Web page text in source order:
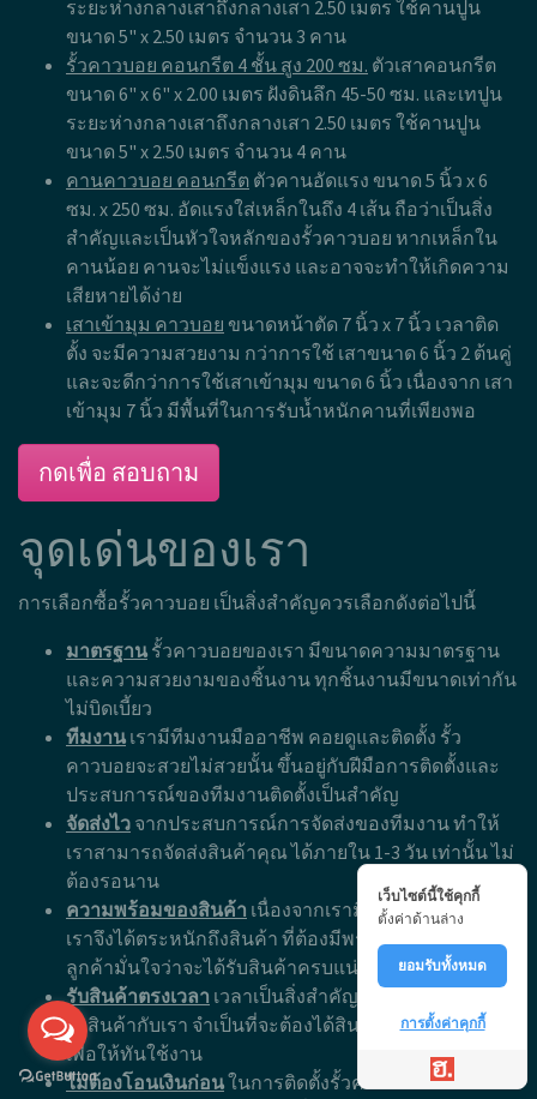
ระยะห่างกลางเสาถึงกลางเสา 2.50 เมตร ใช้คานปูน
ขนาด 5" x 2.50 เมตร จำนวน 3 คาน
รั้วคาวบอย คอนกรีต 4 ชั้น สูง 200 ซม. ตัวเสาคอนกรีต
ขนาด 6" x 6" x 2.00 เมตร ฝังดินลึก 45-50 ซม. และเทปูน
ระยะห่างกลางเสาถึงกลางเสา 2.50 เมตร ใช้คานปูน
ขนาด 5" x 2.50 เมตร จำนวน 4 คาน
คานคาวบอย คอนกรีต ตัวคานอัดแรง ขนาด 5 นิ้ว x 6
ซม. x 250 ซม. อัดแรงใส่เหล็กในถึง 4 เส้น ถือว่าเป็นสิ่ง
สำคัญและเป็นหัวใจหลักของรั้วคาวบอย หากเหล็กใน
คานน้อย คานจะไม่แข็งแรง และอาจจะทำให้เกิดความ
เสียหายได้ง่าย
เสาเข้ามุม คาวบอย ขนาดหน้าตัด 7 นิ้ว x 7 นิ้ว เวลาติด
ตั้ง จะมีความสวยงาม กว่าการใช้ เสาขนาด 6 นิ้ว 2 ต้นคู่
และจะดีกว่าการใช้เสาเข้ามุม ขนาด 6 นิ้ว เนื่องจาก เสา
เข้ามุม 7 นิ้ว มีพื้นที่ในการรับน้ำหนักคานที่เพียงพอ
กดเพื่อ สอบถาม
จุดเด่นของเรา
การเลือกซื้อรั้วคาวบอย เป็นสิ่งสำคัญควรเลือกดังต่อไปนี้
มาตรฐาน รั้วคาวบอยของเรา มีขนาดความมาตรฐาน
และความสวยงามของชิ้นงาน ทุกชิ้นงานมีขนาดเท่ากัน
ไม่บิดเบี้ยว
ทีมงาน เรามีทีมงานมืออาชีพ คอยดูและติดตั้ง รั้ว
คาวบอยจะสวยไม่สวยนั้น ขึ้นอยู่กับฝีมือการติดตั้งและ
ประสบการณ์ของทีมงานติดตั้งเป็นสำคัญ
จัดส่งไว จากประสบการณ์การจัดส่งของทีมงาน ทำให้
เราสามารถจัดส่งสินค้าคุณ ได้ภายใน 1-3 วัน เท่านั้น ไม่
ต้องรอนาน
ความพร้อมของสินค้า เนื่องจากเรามีลูกค้าจำนวนมาก
เราจึงได้ตระหนักถึงสินค้า ที่ต้องมีพร้อมจัดส่ง เพื่อให้
ลูกค้ามั่นใจว่าจะได้รับสินค้าครบแน่นอน
รับสินค้าตรงเวลา เวลาเป็นสิ่งสำคัญ หากลูกค้า ทำการ
สั่งสินค้ากับเรา จำเป็นที่จะต้องได้สินค้าตรงตามเวลา
เพื่อให้ทันใช้งาน
ไม่ต้องโอนเงินก่อนในการติดตั้งรั้วคาวบอยนั้น ทางเรา
เว็บไซต์นี้ใช้คุกกี้
ตั้งค่าด้านล่าง
ยอมรับทั้งหมด
การตั้งค่าคุกกี้